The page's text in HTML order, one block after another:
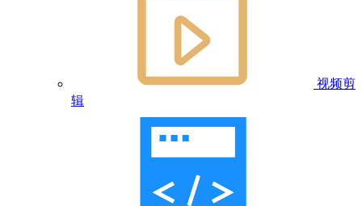
视频剪
辑